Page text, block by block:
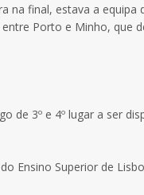
na final, estava a
Porto e Minho, que
de 3º e 4º lugar a ser
Ensino Superior de